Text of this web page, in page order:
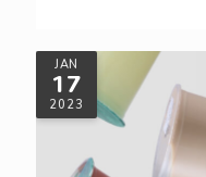
JAN
17
2023